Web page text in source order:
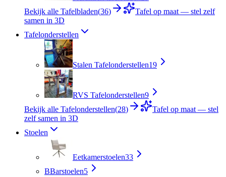
Bekijk alle Tafelbladen(36)
Tafel op maat — stel zelf
samen in 3D
Tafelonderstellen
Stalen Tafelonderstellen19
RVS Tafelonderstellen9
Bekijk alle Tafelonderstellen(28)
Tafel op maat — stel
zelf samen in 3D
Stoelen
Eetkamerstoelen33
BBarstoelen5